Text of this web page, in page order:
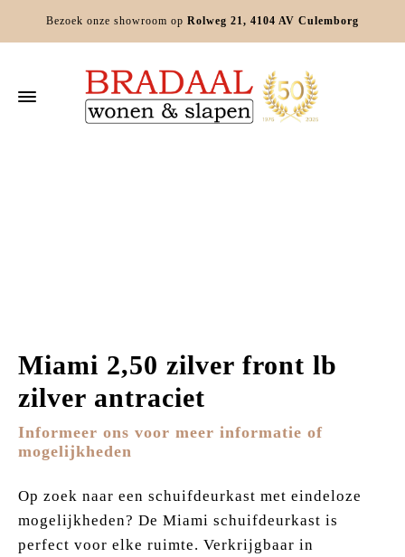
Bezoek onze showroom op Rolweg 21, 4104 AV Culemborg
Miami 2,50 zilver front lb
zilver antraciet
Informeer ons voor meer informatie of
mogelijkheden
Op zoek naar een schuifdeurkast met eindeloze
mogelijkheden? De Miami schuifdeurkast is
perfect voor elke ruimte. Verkrijgbaar in